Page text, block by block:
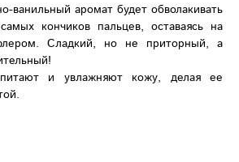
ванильный аромат будет обволакивать
кончиков пальцев, оставаясь на
Сладкий, но не приторный, а
и увлажняют кожу, делая ее